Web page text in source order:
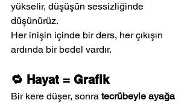
yükselir, düşüşün sessizliğinde
düşünürüz.
Her inişin içinde bir ders, her çıkışın
ardında bir bedel vardır.
🔁 Hayat = Grafik
Bir kere düşer, sonra tecrübeyle ayağa